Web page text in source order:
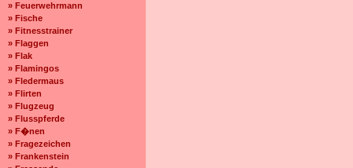
» Feuerwehrmann
» Fische
» Fitnesstrainer
» Flaggen
» Flak
» Flamingos
» Fledermaus
» Flirten
» Flugzeug
» Flusspferde
» F�nen
» Fragezeichen
» Frankenstein